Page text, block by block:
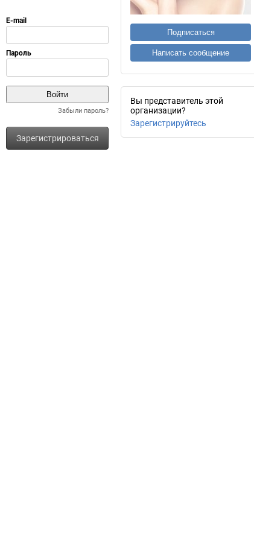
Забыли пароль?
Зарегистрироваться
Подписаться
Написать сообщение
Вы представитель этой
организации?
Зарегистрируйтесь